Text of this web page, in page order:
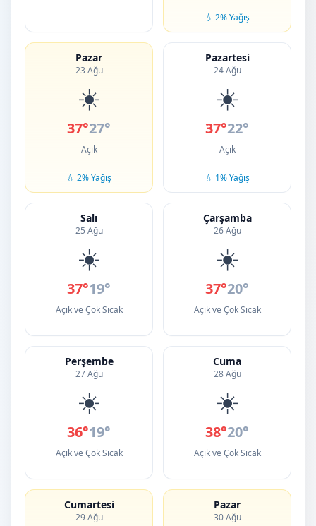
💧 2% Yağış
Pazar
23 Ağu
☀️
37°27°
Açık
💧 2% Yağış
Pazartesi
24 Ağu
☀️
37°22°
Açık
💧 1% Yağış
Salı
25 Ağu
☀️
37°19°
Açık ve Çok Sıcak
Çarşamba
26 Ağu
☀️
37°20°
Açık ve Çok Sıcak
Perşembe
27 Ağu
☀️
36°19°
Açık ve Çok Sıcak
Cuma
28 Ağu
☀️
38°20°
Açık ve Çok Sıcak
Cumartesi
29 Ağu
Pazar
30 Ağu